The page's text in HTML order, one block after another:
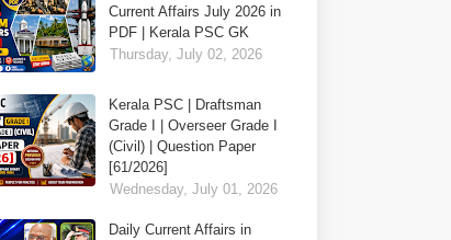
Current Affairs July 2026 in
PDF | Kerala PSC GK
Thursday, July 02, 2026
Kerala PSC | Draftsman
Grade I | Overseer Grade I
(Civil) | Question Paper
[61/2026]
Wednesday, July 01, 2026
Daily Current Affairs in